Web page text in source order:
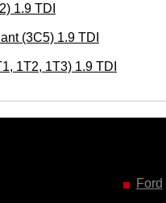
1.9 TDI
(3C5) 1.9 TDI
1T2, 1T3) 1.9 TDI
Ford